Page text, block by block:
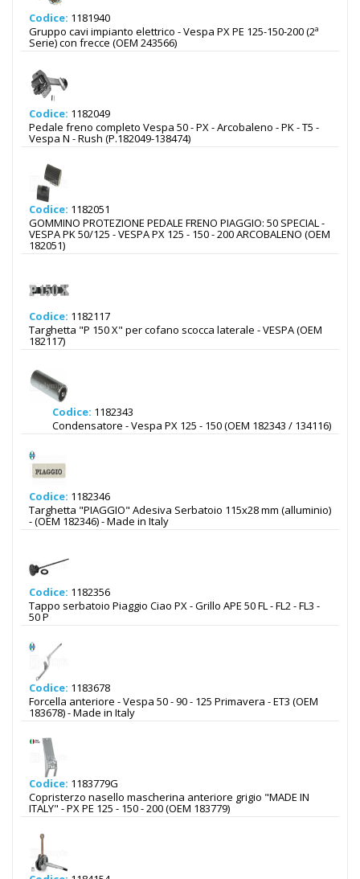
Codice: 1181940
Gruppo cavi impianto elettrico - Vespa PX PE 125-150-200 (2ª
Serie) con frecce (OEM 243566)
Codice: 1182049
Pedale freno completo Vespa 50 - PX - Arcobaleno - PK - T5 -
Vespa N - Rush (P.182049-138474)
Codice: 1182051
GOMMINO PROTEZIONE PEDALE FRENO PIAGGIO: 50 SPECIAL -
VESPA PK 50/125 - VESPA PX 125 - 150 - 200 ARCOBALENO (OEM
182051)
Codice: 1182117
Targhetta "P 150 X" per cofano scocca laterale - VESPA (OEM
182117)
Codice: 1182343
Condensatore - Vespa PX 125 - 150 (OEM 182343 / 134116)
Codice: 1182346
Targhetta "PIAGGIO" Adesiva Serbatoio 115x28 mm (alluminio)
- (OEM 182346) - Made in Italy
Codice: 1182356
Tappo serbatoio Piaggio Ciao PX - Grillo APE 50 FL - FL2 - FL3 -
50 P
Codice: 1183678
Forcella anteriore - Vespa 50 - 90 - 125 Primavera - ET3 (OEM
183678) - Made in Italy
Codice: 1183779G
Copristerzo nasello mascherina anteriore grigio "MADE IN
ITALY" - PX PE 125 - 150 - 200 (OEM 183779)